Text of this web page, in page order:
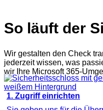
So läuft der
Wir gestalten den Check
jederzeit wissen, was
wir Ihre Microsoft 365-
1. Zugriff einrichten